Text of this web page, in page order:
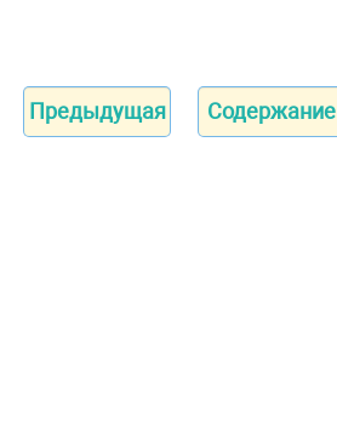
Предыдущая Содержание